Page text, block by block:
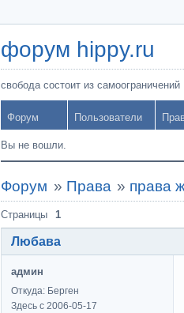
форум hippy.ru
свобода состоит из самоограничений
Форум Пользователи
Вы не вошли.
Форум » Права » права
Страницы 1
Любава
админ
Откуда: Берген
Здесь с 2006-05-17